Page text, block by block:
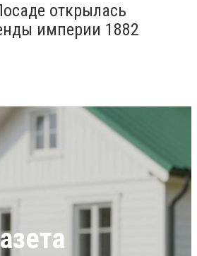
открылась
империи 1882